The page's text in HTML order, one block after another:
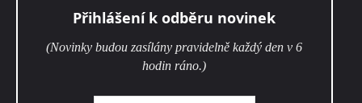
Přihlášení k odběru novinek
(Novinky budou zasílány pravidelně každý den v 6
hodin ráno.)